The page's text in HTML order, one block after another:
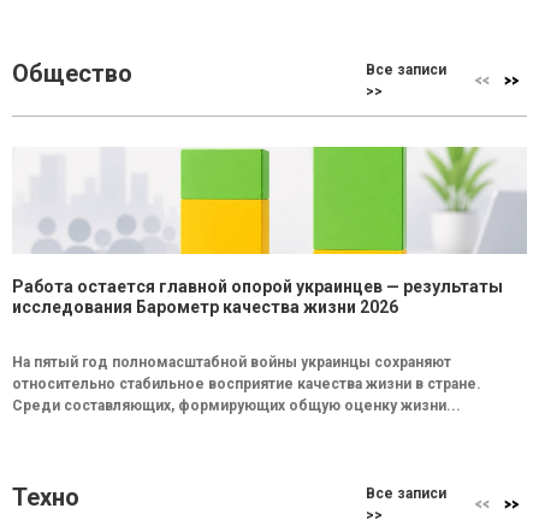
Общество
Все записи
>>
Работа остается главной опорой украинцев — результаты
исследования Барометр качества жизни 2026
На пятый год полномасштабной войны украинцы сохраняют
относительно стабильное восприятие качества жизни в стране.
Среди составляющих, формирующих общую оценку жизни...
Техно
Все записи
>>